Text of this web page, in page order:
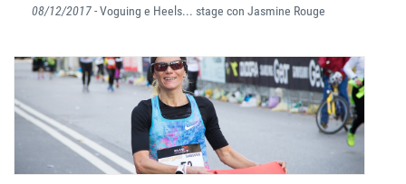
08/12/2017- Voguing e Heels... stage con Jasmine Rouge